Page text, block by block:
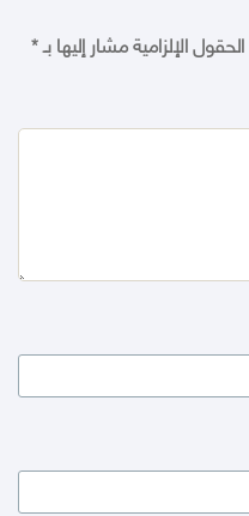
الحقول الإلزامية مشار إليها بـ*